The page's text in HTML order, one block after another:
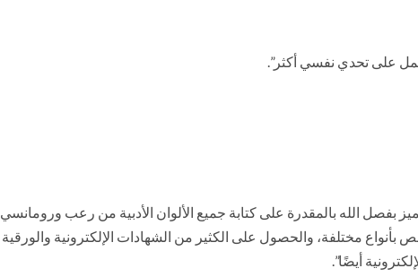
على تحدي نفسي أكثر”.
بفصل الله بالمقدرة على كتابة جميع الألوان الأدبية من رعب ورومانسي
بأنواع مختلفة، والحصول على الكثير من الشهادات الإلكترونية والورقية
أيضًا”.